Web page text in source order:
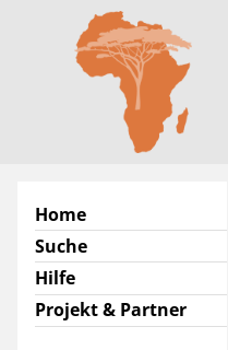
Home
Suche
Hilfe
Projekt & Partner